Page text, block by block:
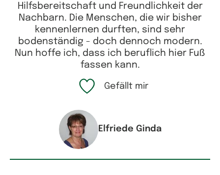
Hilfsbereitschaft und Freundlichkeit der
Nachbarn. Die Menschen, die wir bisher
kennenlernen durften, sind sehr
bodenständig - doch dennoch modern.
Nun hoffe ich, dass ich beruflich hier Fuß
fassen kann.
Gefällt mir
Elfriede Ginda